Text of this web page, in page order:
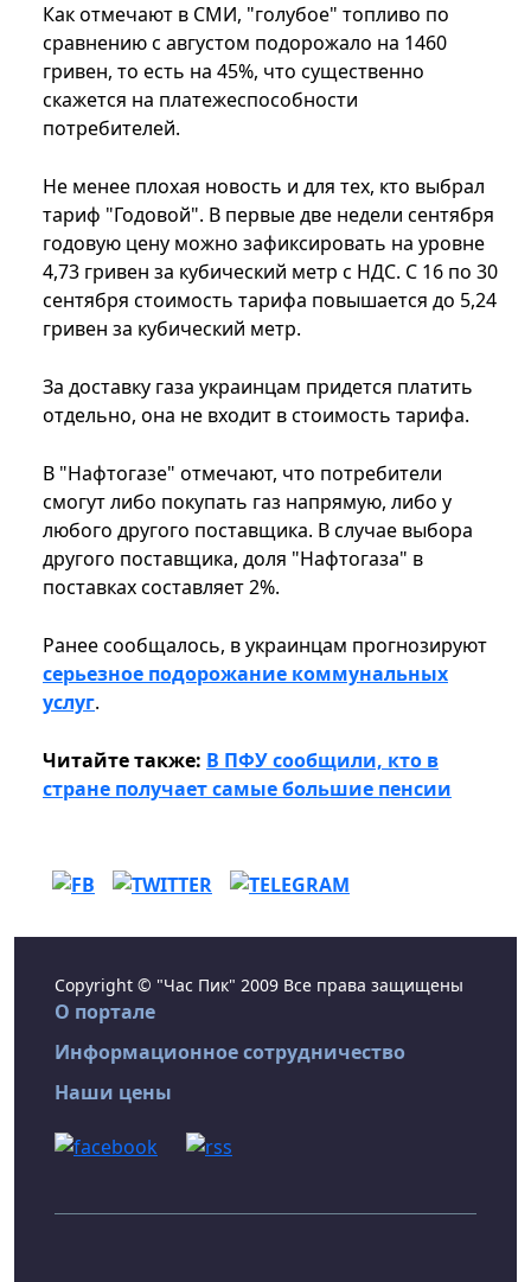
Как отмечают в СМИ, "голубое" топливо по
сравнению с августом подорожало на 1460
гривен, то есть на 45%, что существенно
скажется на платежеспособности
потребителей.
Не менее плохая новость и для тех, кто выбрал
тариф "Годовой". В первые две недели сентября
годовую цену можно зафиксировать на уровне
4,73 гривен за кубический метр с НДС. С 16 по 30
сентября стоимость тарифа повышается до 5,24
гривен за кубический метр.
За доставку газа украинцам придется платить
отдельно, она не входит в стоимость тарифа.
В "Нафтогазе" отмечают, что потребители
смогут либо покупать газ напрямую, либо у
любого другого поставщика. В случае выбора
другого поставщика, доля "Нафтогаза" в
поставках составляет 2%.
Ранее сообщалось, в украинцам прогнозируют
серьезное подорожание коммунальных
услуг.
Читайте также: В ПФУ сообщили, кто в
стране получает самые большие пенсии
Copyright © "Час Пик" 2009 Все права защищены
О портале
Информационное сотрудничество
Наши цены